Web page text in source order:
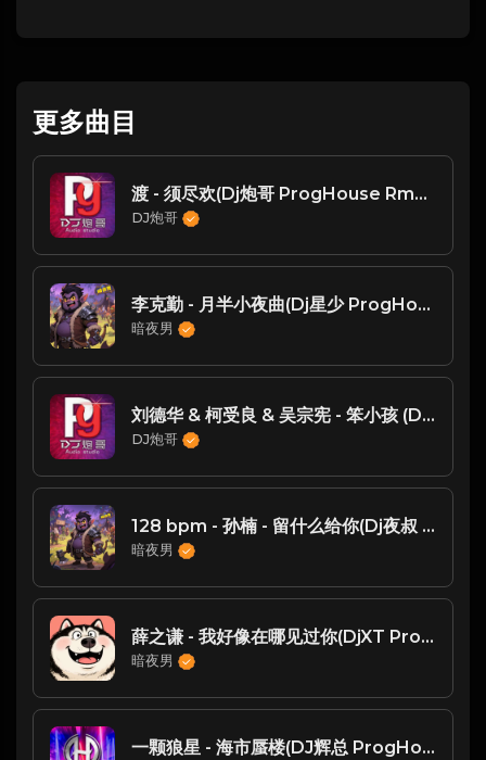
更多曲目
渡 - 须尽欢(Dj炮哥 ProgHouse Rmx 2023)
DJ炮哥
李克勤 - 月半小夜曲(Dj星少 ProgHouse Rmx 2025 粤语 无心睡眠鼓)
暗夜男
刘德华 & 柯受良 & 吴宗宪 - 笨小孩 (DJ炮哥 ProgHouse Rmx 2023)V2
DJ炮哥
128 bpm - 孙楠 - 留什么给你(Dj夜叔 FunkyHouse Rmx 2023)
暗夜男
薛之谦 - 我好像在哪见过你(DjXT ProgHouse 2025 Mix国语男)
暗夜男
一颗狼星 - 海市蜃楼(DJ辉总 ProgHouse Mix)